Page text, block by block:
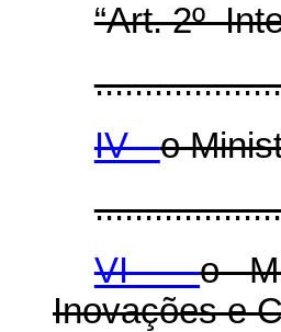
“Art. 2º
IV -o
VI -o
Inovações e